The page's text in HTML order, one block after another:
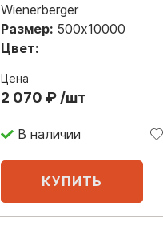
Wienerberger
Размер: 500х10000
Цвет:
Цена
2 070 ₽ /шт
В наличии